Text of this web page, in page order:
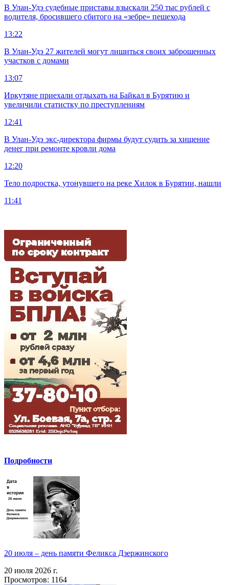
В Улан-Удэ судебные приставы взыскали 250 тыс рублей с
водителя, бросившего сбитого на «зебре» пешехода
13:22
В Улан-Удэ 27 жителей могут лишиться своих заброшенных
участков с домами
13:07
Иркутяне приехали отдыхать на Байкал в Бурятию и
увеличили статистку по преступлениям
12:41
В Улан-Удэ экс-директора фирмы будут судить за хищение
денег при ремонте кровли дома
12:20
Тело подростка, утонувшего на реке Хилок в Бурятии, нашли
11:41
Подробности
20 июля – день памяти Феликса Дзержинского
20 июля 2026 г.
Просмотров: 1164